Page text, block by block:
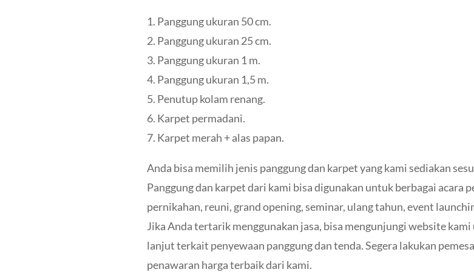
1. Panggung ukuran 50 cm.
2. Panggung ukuran 25 cm.
3. Panggung ukuran 1 m.
4. Panggung ukuran 1,5 m.
5. Penutup kolam renang.
6. Karpet permadani.
7. Karpet merah + alas papan.
Anda bisa memilih jenis panggung dan karpet yang kami sediakan
Panggung dan karpet dari kami bisa digunakan untuk berbagai acara
pernikahan, reuni, grand opening, seminar, ulang tahun, event
Jika Anda tertarik menggunakan jasa, bisa mengunjungi website
lanjut terkait penyewaan panggung dan tenda. Segera lakukan
penawaran harga terbaik dari kami.